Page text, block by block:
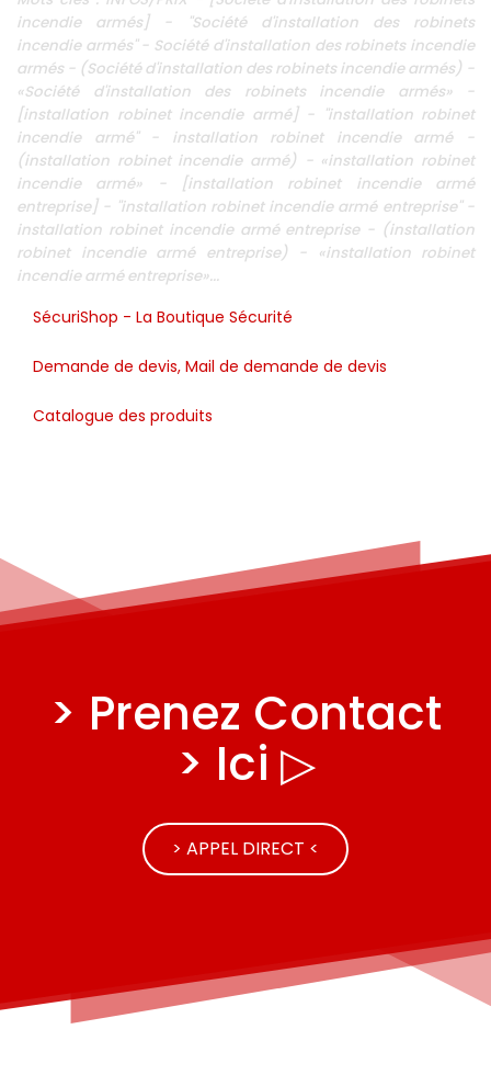
incendie armés] - "Société d'installation des robinets
incendie armés" - Société d'installation des robinets incendie
armés - (Société d'installation des robinets incendie armés) -
«Société d'installation des robinets incendie armés» -
[installation robinet incendie armé] - "installation robinet
incendie armé" - installation robinet incendie armé -
(installation robinet incendie armé) - «installation robinet
incendie armé» - [installation robinet incendie armé
entreprise] - "installation robinet incendie armé entreprise" -
installation robinet incendie armé entreprise - (installation
robinet incendie armé entreprise) - «installation robinet
incendie armé entreprise»...
SécuriShop - La Boutique Sécurité
Demande de devis, Mail de demande de devis
Catalogue des produits
> Prenez Contact
> Ici ▷
> APPEL DIRECT <